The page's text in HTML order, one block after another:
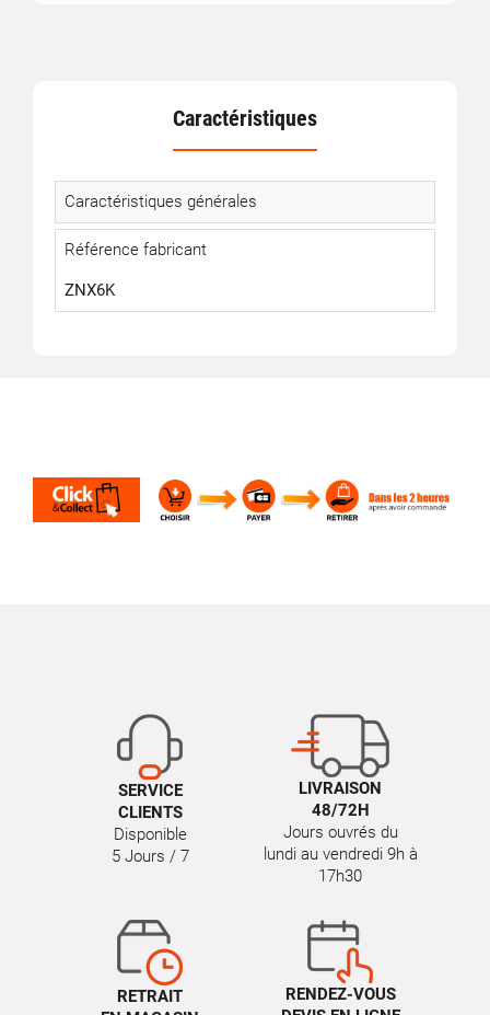
Caractéristiques
Caractéristiques générales
Référence fabricant
ZNX6K
SERVICE
CLIENTS
Disponible
5 Jours / 7
LIVRAISON
48/72H
Jours ouvrés du
lundi au vendredi 9h à
17h30
RETRAIT
RENDEZ-VOUS